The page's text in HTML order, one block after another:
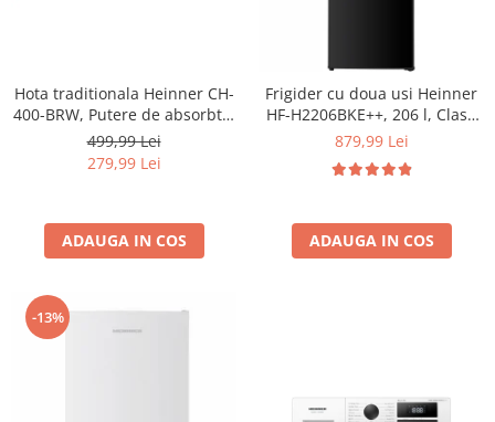
Hota traditionala Heinner CH-
400-BRW, Putere de absorbtie
326.4 mc/h, 2 motoare, 60 cm,
Maro
499,99 Lei
279,99 Lei
ADAUGA IN COS
Frigider cu doua usi Heinner
HF-H2206BKE++, 206 l, Clasa
E, lumina LED, 3 rafturi de
879,99 Lei
ADAUGA IN COS
-13%